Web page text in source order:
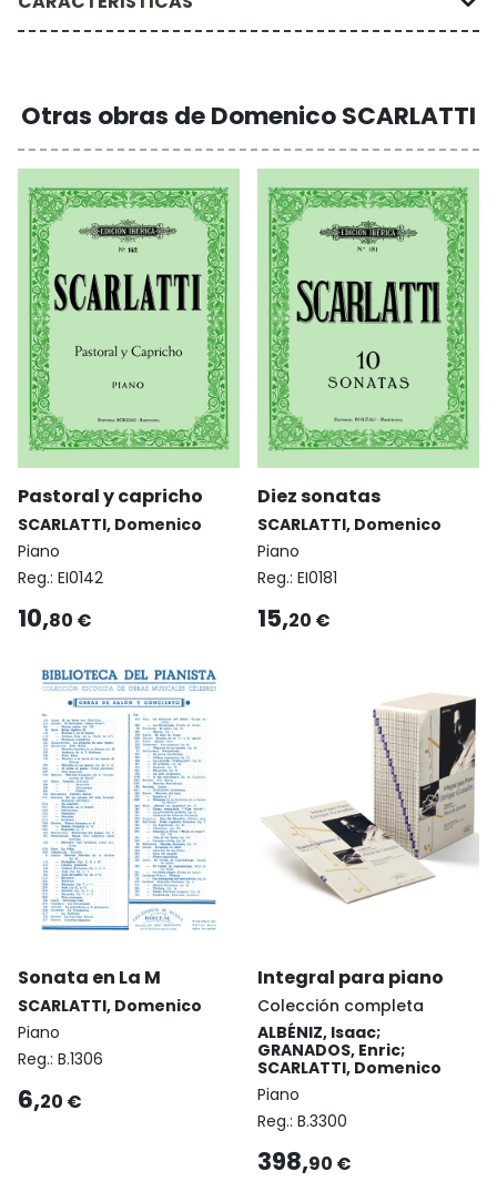
Otras obras de Domenico SCARLATTI
Pastoral y capricho
SCARLATTI, Domenico
Piano
Reg.: EI0142
10,80 €
Diez sonatas
SCARLATTI, Domenico
Piano
Reg.: EI0181
15,20 €
Sonata en La M
SCARLATTI, Domenico
Piano
Reg.: B.1306
6,20 €
Integral para piano
Colección completa
ALBÉNIZ, Isaac;
GRANADOS, Enric;
SCARLATTI, Domenico
Piano
Reg.: B.3300
398,90 €